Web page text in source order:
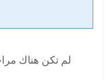
لم تكن هناك